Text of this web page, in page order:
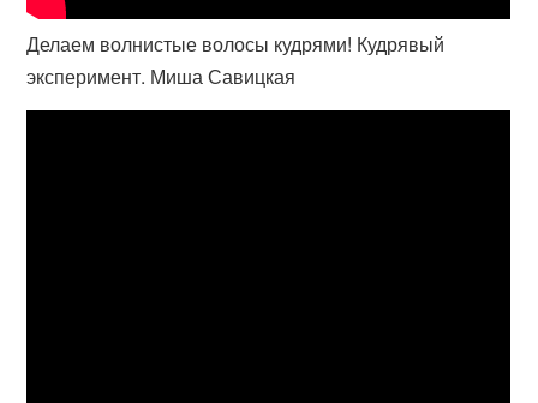
Делаем волнистые волосы кудрями! Кудрявый
эксперимент. Миша Савицкая